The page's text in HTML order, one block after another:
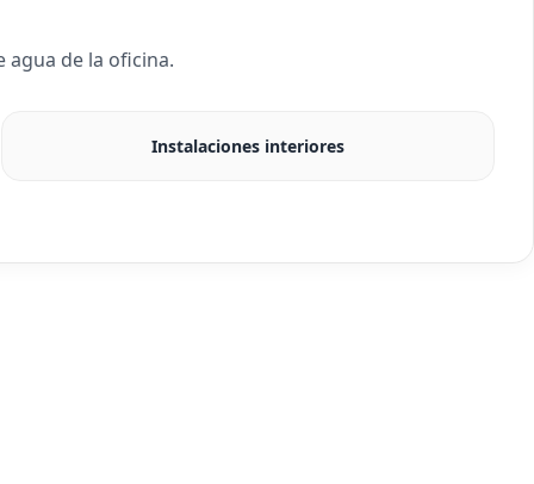
agua de la oficina.
Instalaciones interiores